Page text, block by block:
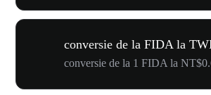
conversie de la FIDA la
conversie de la 1 FIDA la